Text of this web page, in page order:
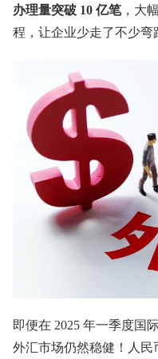
办理量突破 10 亿笔，大
程，让企业少走了不少弯
即便在 2025 年一季度国
外汇市场仍然稳健！人